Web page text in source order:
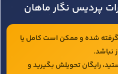
پردیس نگار ماهان
گرفته شده و ممکن است کامل یا
نباشد.
رایگان تحویلش بگیرید و